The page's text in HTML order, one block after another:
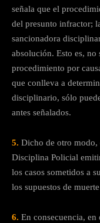
señala que el
del presunto infractor;
sancionadora
absolución. Esto es,
procedimiento por
que conlleva a
disciplinario, sólo
antes señalados.
5. Dicho de otro modo,
Disciplina Policial
los casos sometidos a
los supuestos de
6. En consecuencia,